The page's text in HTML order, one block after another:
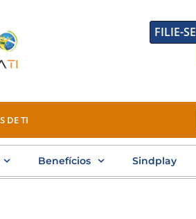
FILIE-SE
DE TI
Benefícios Sindplay